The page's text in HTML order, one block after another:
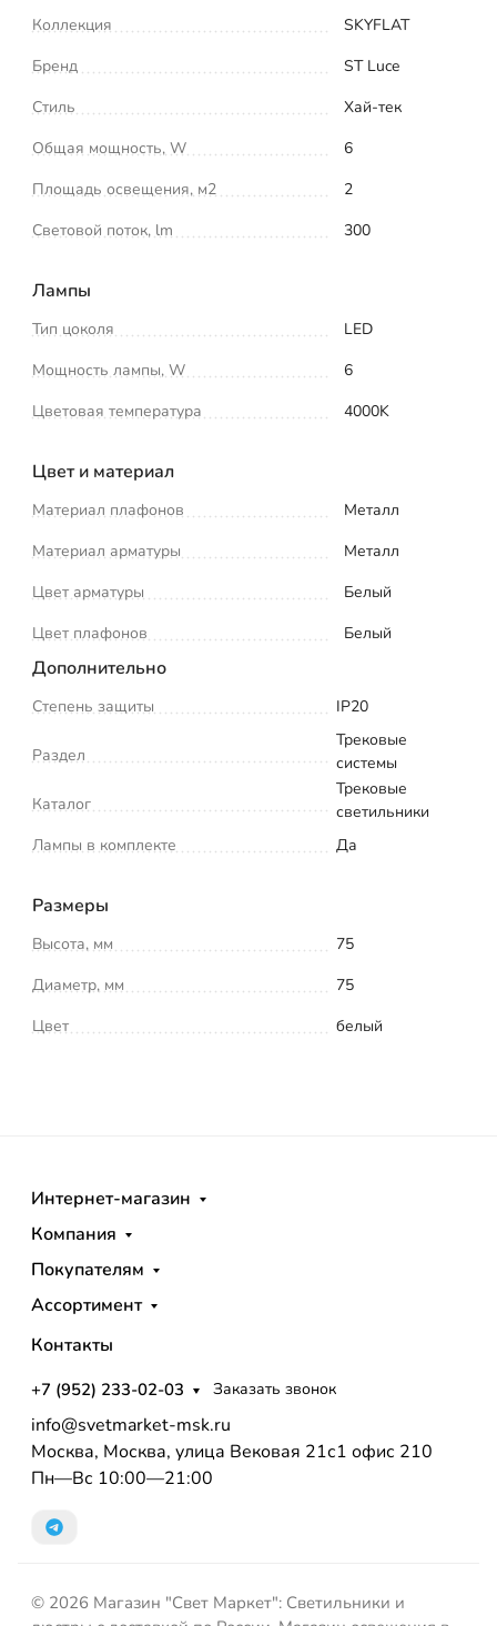
Коллекция
SKYFLAT
Бренд
ST Luce
Стиль
Хай-тек
Общая мощность, W
6
Площадь освещения, м2
2
Световой поток, lm
300
Лампы
Тип цоколя
LED
Мощность лампы, W
6
Цветовая температура
4000K
Цвет и материал
Материал плафонов
Металл
Материал арматуры
Металл
Цвет арматуры
Белый
Цвет плафонов
Белый
Дополнительно
Степень защиты IP20
Раздел
Трековые
системы
Каталог
Трековые
светильники
Лампы в комплекте
Да
Размеры
Высота, мм
75
Диаметр, мм
75
Цвет
белый
Интернет-магазин
Компания
Покупателям
Ассортимент
Контакты
+7 (952) 233-02-03 Заказать звонок
info@svetmarket-msk.ru
Москва, Москва, улица Вековая 21с1 офис 210
Пн—Вс 10:00—21:00
© 2026 Магазин "Свет Маркет": Светильники и